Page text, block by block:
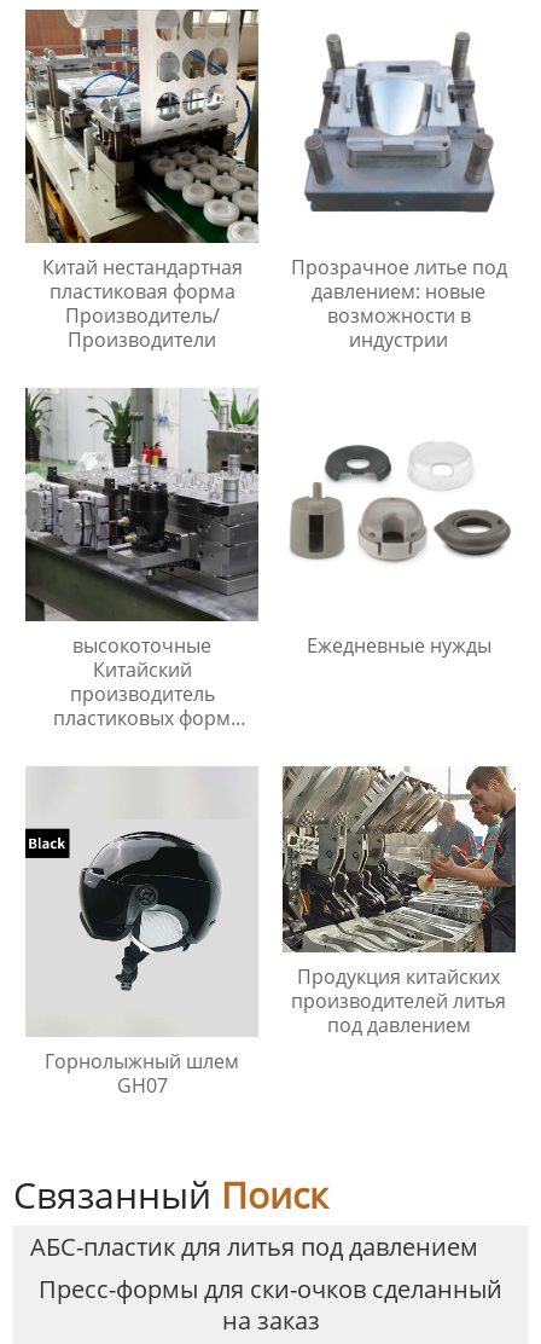
Китай нестандартная
пластиковая форма
Производитель/
Производители
Прозрачное литье под
давлением: новые
возможности в
индустрии
высокоточные
Китайский
производитель
пластиковых форм
Ежедневные нужды
Горнолыжный шлем
GH07
Продукция китайских
производителей литья
под давлением
Связанный Поиск
АБС-пластик для литья под давлением
Пресс-формы для ски-очков сделанный
на заказ